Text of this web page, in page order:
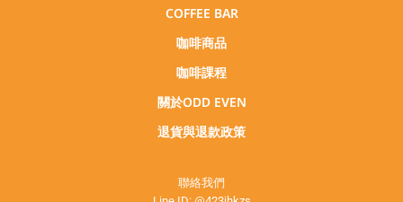
COFFEE BAR
咖啡商品
咖啡課程
關於ODD EVEN
退貨與退款政策
聯絡我們